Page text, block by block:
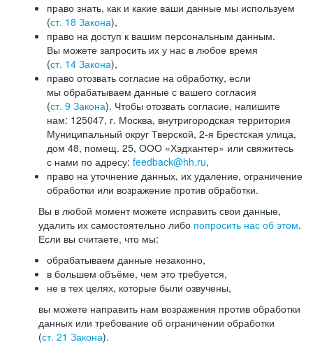
право знать, как и какие ваши данные мы используем
(ст. 18 Закона),
право на доступ к вашим персональным данным.
Вы можете запросить их у нас в любое время
(ст. 14 Закона),
право отозвать согласие на обработку, если
мы обрабатываем данные с вашего согласия
(ст. 9 Закона). Чтобы отозвать согласие, напишите
нам: 125047, г. Москва, внутригородская территория
Муниципальный округ Тверской, 2-я Брестская улица,
дом 48, помещ. 25, ООО «Хэдхантер» или свяжитесь
с нами по адресу: feedback@hh.ru,
право на уточнение данных, их удаление, ограничение
обработки или возражение против обработки.
Вы в любой момент можете исправить свои данные,
удалить их самостоятельно либо попросить нас об этом.
Если вы считаете, что мы:
обрабатываем данные незаконно,
в большем объёме, чем это требуется,
не в тех целях, которые были озвучены,
вы можете направить нам возражения против обработки
данных или требование об ограничении обработки
(ст. 21 Закона).